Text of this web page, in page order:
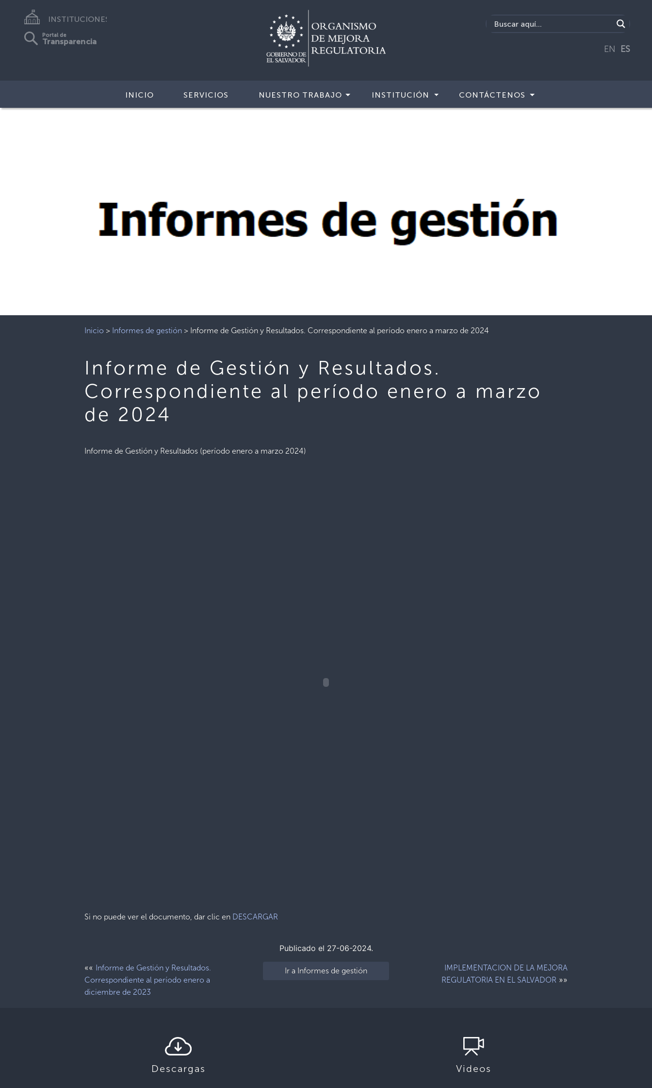
INSTITUCIONES
Portal de
Transparencia
EN ES
INICIO SERVICIOS NUESTRO TRABAJO INSTITUCIÓN CONTÁCTENOS
Inicio > Informes de gestión > Informe de Gestión y Resultados. Correspondiente al período enero a marzo de 2024
Informe de Gestión y Resultados.
Correspondiente al período enero a marzo
de 2024
Informe de Gestión y Resultados (período enero a marzo 2024)
Si no puede ver el documento, dar clic en DESCARGAR
Publicado el 27-06-2024.
«« Informe de Gestión y Resultados.
Correspondiente al período enero a
diciembre de 2023
Ir a Informes de gestión
IMPLEMENTACION DE LA MEJORA
REGULATORIA EN EL SALVADOR »»
Descargas Videos